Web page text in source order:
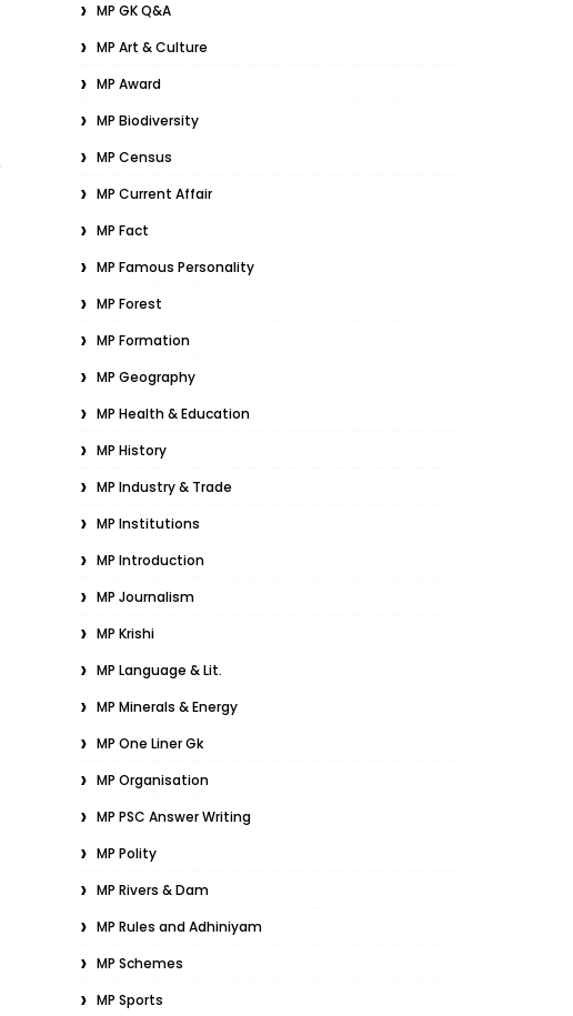
MP GK Q&A
MP Art & Culture
MP Award
MP Biodiversity
MP Census
MP Current Affair
MP Fact
MP Famous Personality
MP Forest
MP Formation
MP Geography
MP Health & Education
MP History
MP Industry & Trade
MP Institutions
MP Introduction
MP Journalism
MP Krishi
MP Language & Lit.
MP Minerals & Energy
MP One Liner Gk
MP Organisation
MP PSC Answer Writing
MP Polity
MP Rivers & Dam
MP Rules and Adhiniyam
MP Schemes
MP Sports